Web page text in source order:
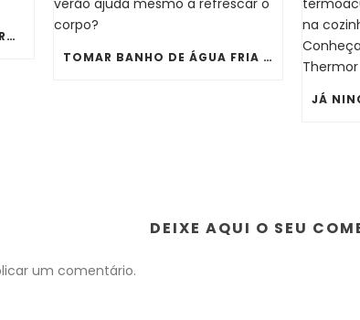
ATÉ ONDE VAI CHEGAR A AEROTERMIA?
TOMAR BANHO DE ÁGUA FRIA NO VERÃO AJUDA MESMO A REFRESCAR O CORPO?
DEIXE AQUI O SEU
um comentário.